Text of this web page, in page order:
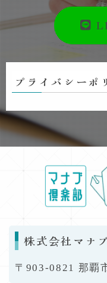
プライバシーポ
株式会社マナ
〒903-0821 那覇